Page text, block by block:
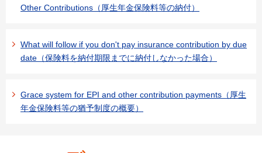
Other Contributions（厚生年金保険料等の納付）
What will follow if you don't pay insurance contribution by due
date（保険料を納付期限までに納付しなかった場合）
Grace system for EPI and other contribution payments（厚生
年金保険料等の猶予制度の概要）